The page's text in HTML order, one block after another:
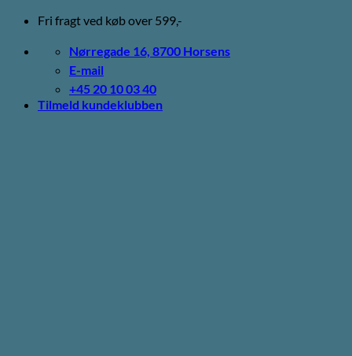
Fortsæt
indhold
Fri fragt ved køb over 599,-
Nørregade 16, 8700 Horsens
E-mail
+45 20 10 03 40
Tilmeld kundeklubben